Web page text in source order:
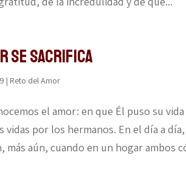
se sacrifica
| Reto del Amor
el amor: en que Él puso su
por los hermanos. En el día a
más aún, cuando en un hogar ambos